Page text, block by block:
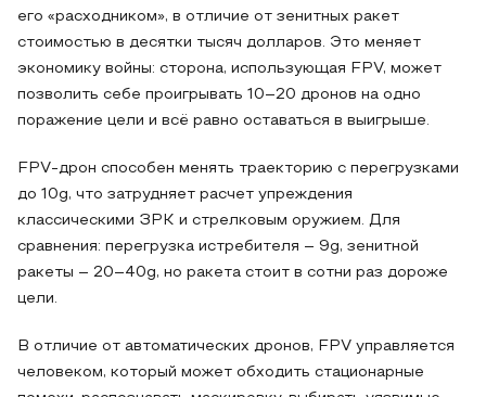
его «расходником», в отличие от зенитных ракет
стоимостью в десятки тысяч долларов. Это меняет
экономику войны: сторона, использующая FPV, может
позволить себе проигрывать 10–20 дронов на одно
поражение цели и всё равно оставаться в выигрыше.
FPV-дрон способен менять траекторию с перегрузками
до 10g, что затрудняет расчет упреждения
классическими ЗРК и стрелковым оружием. Для
сравнения: перегрузка истребителя – 9g, зенитной
ракеты – 20–40g, но ракета стоит в сотни раз дороже
цели.
В отличие от автоматических дронов, FPV управляется
человеком, который может обходить стационарные